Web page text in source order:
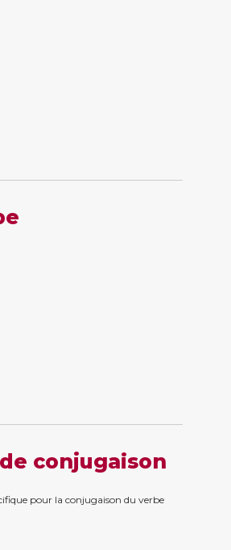
conjugaison
pour la conjugaison du verbe